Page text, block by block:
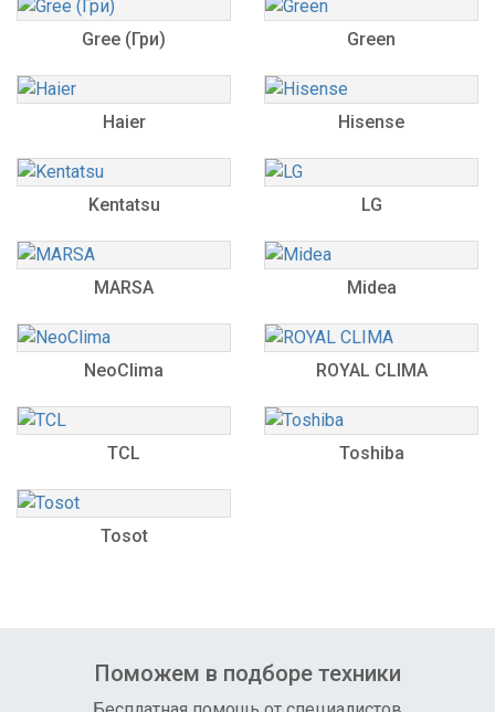
Gree (Гри) Green
Haier Hisense
Kentatsu LG
MARSA Midea
NeoClima ROYAL CLIMA
TCL Toshiba
Tosot
Поможем в подборе техники